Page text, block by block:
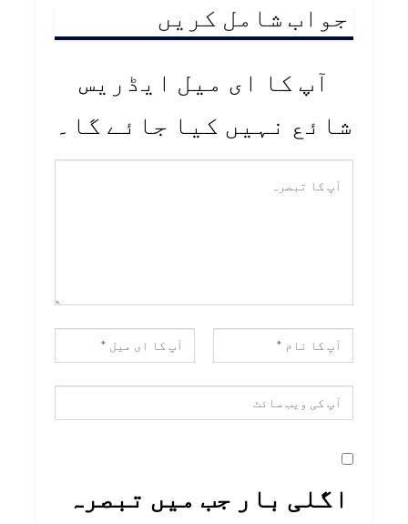
جواب شامل کریں
آپ کا ای میل ایڈریس
شائع نہیں کیا جائے گا۔
اگلی بار جب میں تبصرہ